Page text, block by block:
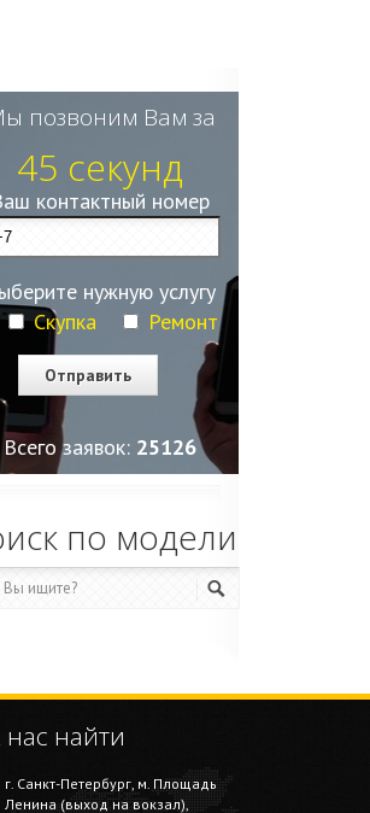
позвоним Вам за
45 секунд
контактный номер
нужную услугу
Скупка
Ремонт
Всего заявок: 25127
по модели
нас найти
г. Санкт-Петербург, м. Площадь
Ленина (выход на вокзал),